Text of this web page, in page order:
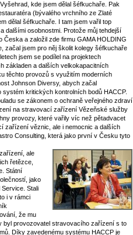
kde jsem dělal šéfkuchaře. Pak
(bývalého vrchního ze Zlaté
dělal šéfkuchaře. I tam jsem vařil top
dalšími osobnostmi. Protože můj tehdejší
a založil zde firmu GAMA HOLDING
začal jsem pro něj školit kolegy šéfkuchaře
jsem se podílel na projektech
základen a dalších velkokapacitních
těchto provozů s využitím moderních
Johnson Diversy, abych začal
kritických kontrolních bodů HACCP.
se zákonem o ochraně veřejného zdraví
na stravovací zařízení Vězeňské služby
provozy, které vařily víc než pětadvacet
zařízení věznic, ale i nemocnic a dalších
Consulting, která jako první v Česku tyto
ale
řetězce,
Státní
jako
Stali
i v rámci
že mu
byl provozovatel stravovacího zařízení s to
Díky zavedenému systému HACCP je